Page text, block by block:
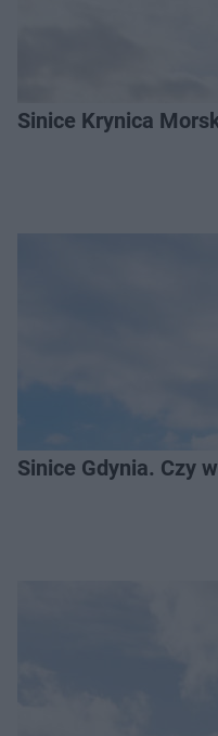
Sinice Krynica
Sinice Gdynia. Czy